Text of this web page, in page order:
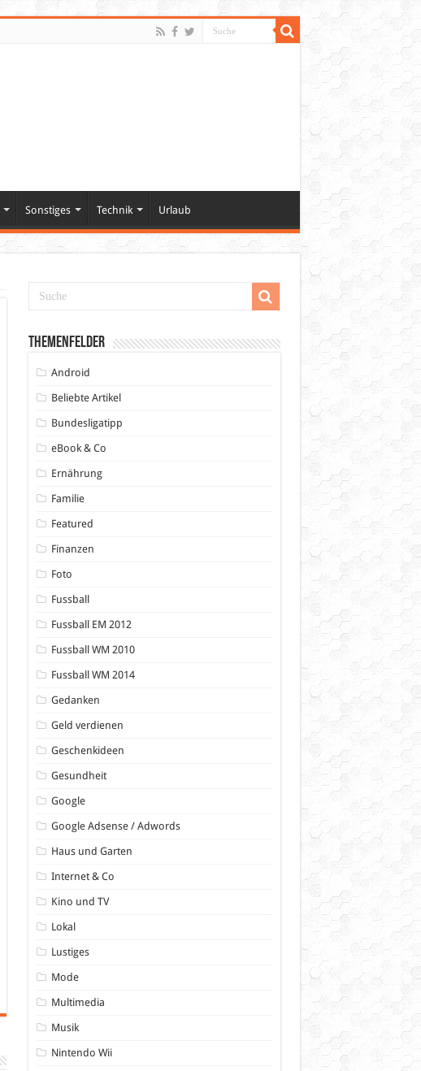
Sonstiges Technik Urlaub
Themenfelder
Android
Beliebte Artikel
Bundesligatipp
eBook & Co
Ernährung
Familie
Featured
Finanzen
Foto
Fussball
Fussball EM 2012
Fussball WM 2010
Fussball WM 2014
Gedanken
Geld verdienen
Geschenkideen
Gesundheit
Google
Google Adsense / Adwords
Haus und Garten
Internet & Co
Kino und TV
Lokal
Lustiges
Mode
Multimedia
Musik
Nintendo Wii